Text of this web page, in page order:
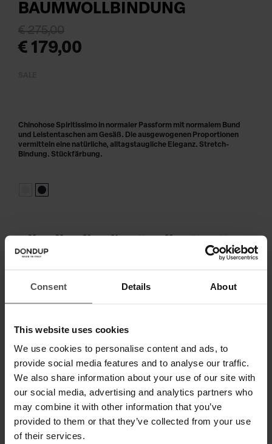
Consent Details About
This website uses cookies
We use cookies to personalise content and ads, to
provide social media features and to analyse our traffic.
We also share information about your use of our site with
our social media, advertising and analytics partners who
may combine it with other information that you’ve
provided to them or that they’ve collected from your use
of their services.
BAUMWOLLBINDUNG
€ 179,00
€ 275,00
28 29 30 31 32 33 34 35
Größe nicht am Lager?
benachrichtige mich, sobald wieder
IN DEN WARENKORB LEGEN
Zahlen Sie in 3 oder 4 Raten ohne Zinsen
Chinohose Spiritissimo in normaler Passform mit normalem Bund
und Leistentaschen am Gesäß. Die ausgewogenen Proportionen
vermitteln eine natürliche, alltagstaugliche Eleganz. Stretch-
Bindung. Stückfärbung.
VERSAND UND RETOUREN